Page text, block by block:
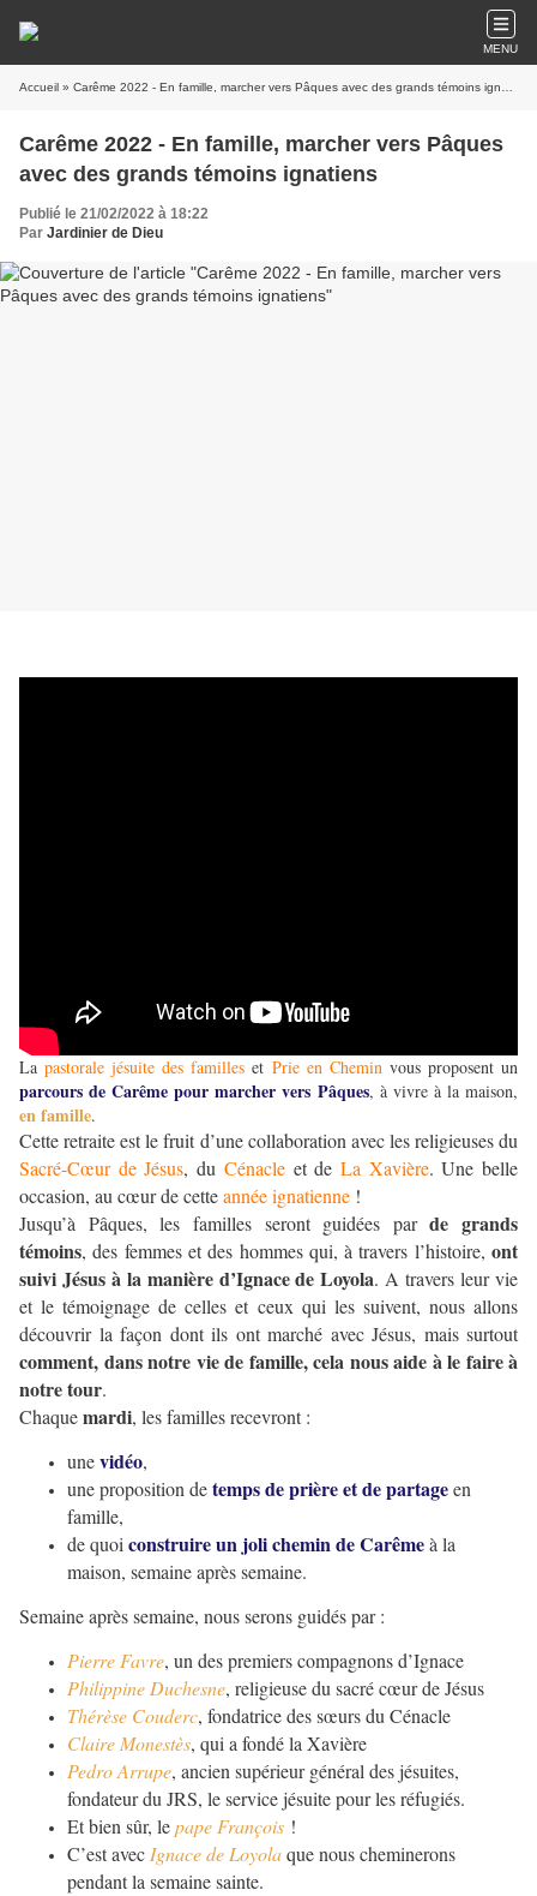
MENU
Accueil » Carême 2022 - En famille, marcher vers Pâques avec des grands témoins ignatiens
Carême 2022 - En famille, marcher vers Pâques
avec des grands témoins ignatiens
Publié le 21/02/2022 à 18:22
Par Jardinier de Dieu
Lapastorale jésuite des familles et Prie en Cheminvous proposent un
parcours de Carême pour marcher vers Pâques, à vivre à la maison,
en famille.
Cette retraite est le fruit d’une collaboration avec les religieuses du
Sacré-Cœur de Jésus, du Cénacleet de La Xavière. Une belle
occasion, au cœur de cetteannée ignatienne !
Jusqu’à Pâques, les familles seront guidées parde grands
témoins, des femmes et des hommes qui, à travers l’histoire, ont
suivi Jésus à la manière d’Ignace de Loyola. A travers leur vie
et le témoignage de celles et ceux qui les suivent, nous allons
découvrir la façon dont ils ont marché avec Jésus, mais surtout
comment, dans notre vie de famille, cela nous aide à le faire à
notre tour.
Chaquemardi, les familles recevront :
unevidéo,
une proposition detemps de prière et de partageen
famille,
de quoi construire un joli chemin de Carêmeà la
maison, semaine après semaine.
Semaine après semaine, nous serons guidés par :
Pierre Favre, un des premiers compagnons d’Ignace
Philippine Duchesne, religieuse du sacré cœur de Jésus
Thérèse Couderc, fondatrice des sœurs du Cénacle
Claire Monestès, qui a fondé la Xavière
Pedro Arrupe, ancien supérieur général des jésuites,
fondateur du JRS, le service jésuite pour les réfugiés.
Et bien sûr, lepape François !
C’est avec Ignace de Loyolaque nous cheminerons
pendant la semaine sainte.